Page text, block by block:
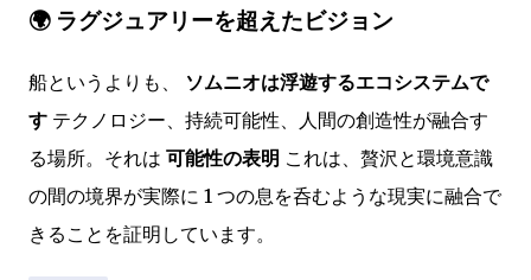
🌍 ラグジュアリーを超えたビジョン
船というよりも、 ソムニオは浮遊するエコシステムで
す テクノロジー、持続可能性、人間の創造性が融合す
る場所。それは 可能性の表明 これは、贅沢と環境意識
の間の境界が実際に 1 つの息を呑むような現実に融合で
きることを証明しています。